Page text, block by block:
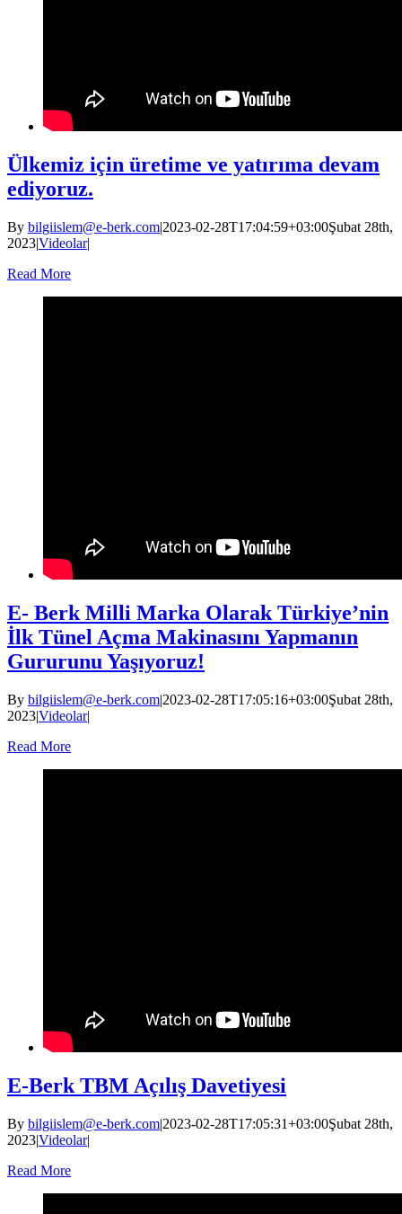
Ülkemiz için üretime ve yatırıma devam
ediyoruz.
By bilgiislem@e-berk.com|2023-02-28T17:04:59+03:00Şubat 28th,
2023|Videolar|
Read More
E- Berk Milli Marka Olarak Türkiye’nin
İlk Tünel Açma Makinasını Yapmanın
Gururunu Yaşıyoruz!
By bilgiislem@e-berk.com|2023-02-28T17:05:16+03:00Şubat 28th,
2023|Videolar|
Read More
E-Berk TBM Açılış Davetiyesi
By bilgiislem@e-berk.com|2023-02-28T17:05:31+03:00Şubat 28th,
2023|Videolar|
Read More